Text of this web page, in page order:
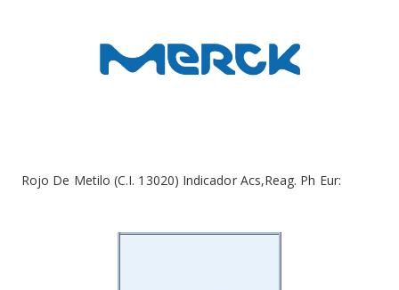
Rojo De Metilo (C.I. 13020) Indicador Acs,Reag. Ph Eur: